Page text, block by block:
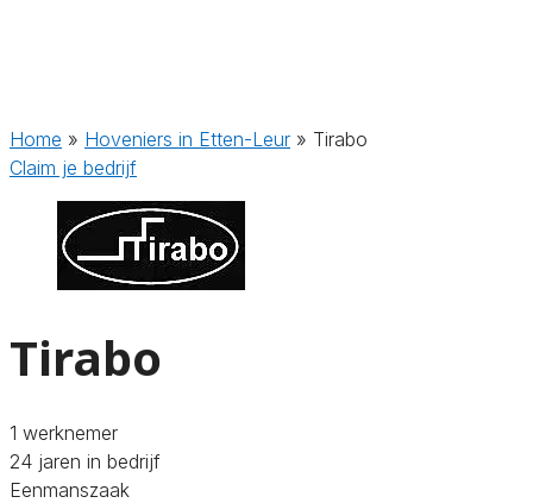
Home » Hoveniers in Etten-Leur » Tirabo
Claim je bedrijf
Tirabo
1 werknemer
24 jaren in bedrijf
Eenmanszaak